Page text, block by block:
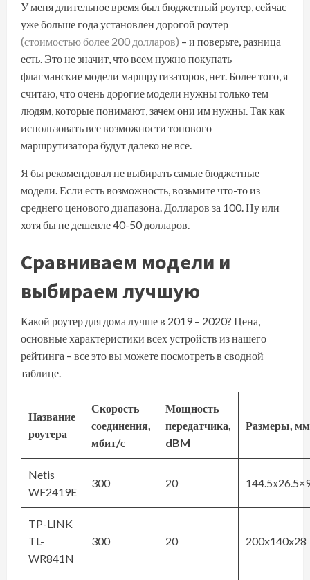
У меня длительное время был бюджетный роутер, сейчас
уже больше года установлен дорогой роутер
(стоимостью более 200 долларов) – и поверьте, разница
есть. Это не значит, что всем нужно покупать
флагманские модели маршрутизаторов, нет. Более того, я
считаю, что очень дорогие модели нужны только тем
людям, которые понимают, зачем они им нужны. Так как
использовать все возможности топового
маршрутизатора будут далеко не все.
Я бы рекомендовал не выбирать самые бюджетные
модели. Если есть возможность, возьмите что-то из
среднего ценового диапазона. Долларов за 100. Ну или
хотя бы не дешевле 40-50 долларов.
Сравниваем модели и
выбираем лучшую
Какой роутер для дома лучше в 2019 – 2020? Цена,
основные характеристики всех устройств из нашего
рейтинга – все это вы можете посмотреть в сводной
таблице.
Название
роутера
Скорость
соединения,
мбит/с
Мощность
передатчика,
dBM
Размеры, мм
Netis
WF2419E
300 20
TP-LINK
TL-
WR841N
300 20 200x140x28